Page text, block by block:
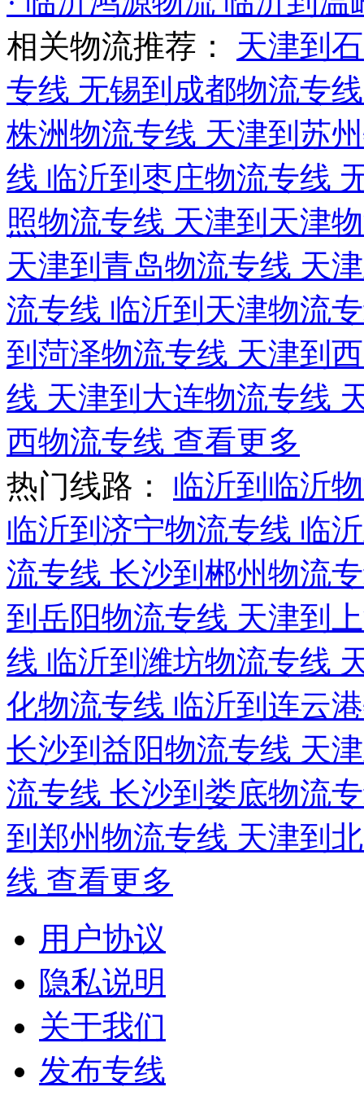
相关物流推荐：
天津到
专线 无锡到成都物流专
株洲物流专线 天津到苏
线 临沂到枣庄物流专线
照物流专线 天津到天津
天津到青岛物流专线 天
流专线 临沂到天津物流
到菏泽物流专线 天津到
线 天津到大连物流专线
西物流专线 查看更多
热门线路：
临沂到临沂
临沂到济宁物流专线 临
流专线 长沙到郴州物流
到岳阳物流专线 天津到
线 临沂到潍坊物流专线
化物流专线 临沂到连云
长沙到益阳物流专线 天
流专线 长沙到娄底物流
到郑州物流专线 天津到
线 查看更多
用户协议
隐私说明
关于我们
发布专线